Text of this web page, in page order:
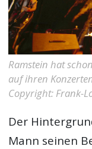
Ramstein hat
auf ihren
Copyright: Frank-
Der
Mann seinen